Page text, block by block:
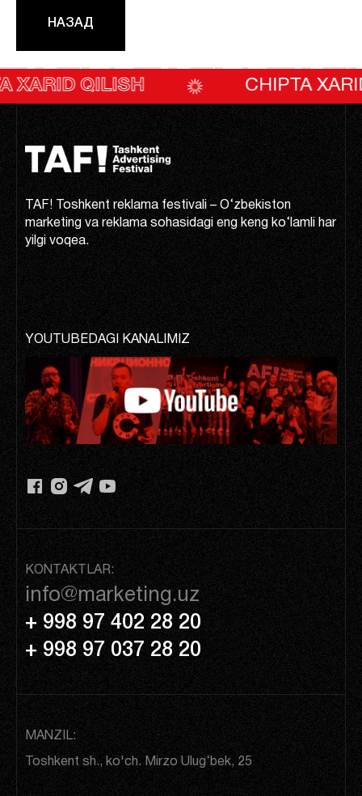
НАЗАД
TAF! * TAF! *
QILISH CHIPTA XARID
TAF! Toshkent reklama festivali – O‘zbekiston
marketing va reklama sohasidagi eng keng ko‘lamli har
yilgi voqea.
YOUTUBEDAGI KANALIMIZ
KONTAKTLAR:
info@marketing.uz
+ 998 97 402 28 20
+ 998 97 037 28 20
MANZIL:
Toshkent sh., ko'ch. Mirzo Ulug‘bek, 25